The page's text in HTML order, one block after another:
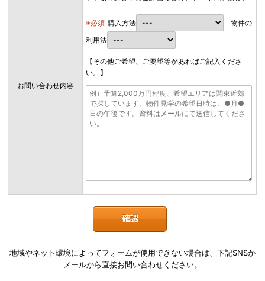
お問い合わせ内容
※必須 購入方法
物件の
利用法
【その他ご希望、ご要望等があればご記入くださ
い。】
地域やネット環境によってフォームが使用できない場合は、下記SNSか
メールから直接お問い合わせください。